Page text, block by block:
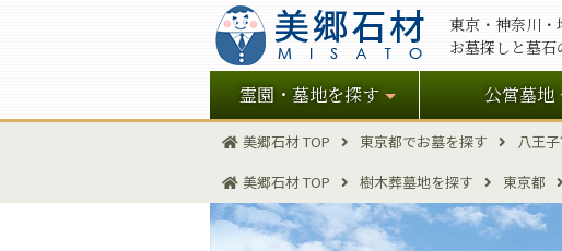
東京・神奈川・
お墓探しと墓石
霊園・墓地を探す 公営墓地
美郷石材 TOP 東京都でお墓を探す 八王
美郷石材 TOP
樹木葬墓地を探す 東京都